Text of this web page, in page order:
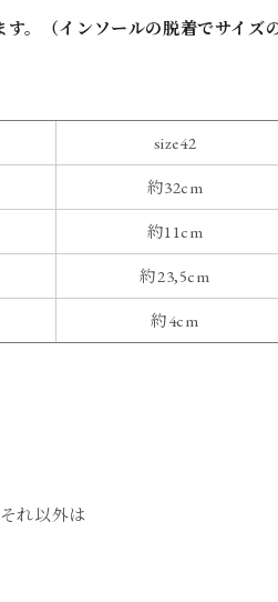
。（インソールの脱着でサイズ
size42
約32cm
約11cm
約23,5cm
約4cm
れ以外は